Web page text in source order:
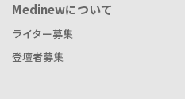
Medinewについて
ライター募集
登壇者募集